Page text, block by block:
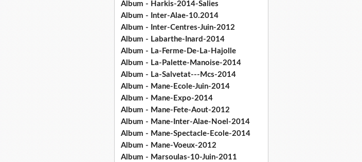
Album - Harkis-2014-Salies
Album - Inter-Alae-10.2014
Album - Inter-Centres-Juin-2012
Album - Labarthe-Inard-2014
Album - La-Ferme-De-La-Hajolle
Album - La-Palette-Manoise-2014
Album - La-Salvetat---Mcs-2014
Album - Mane-Ecole-Juin-2014
Album - Mane-Expo-2014
Album - Mane-Fete-Aout-2012
Album - Mane-Inter-Alae-Noel-2014
Album - Mane-Spectacle-Ecole-2014
Album - Mane-Voeux-2012
Album - Marsoulas-10-Juin-2011